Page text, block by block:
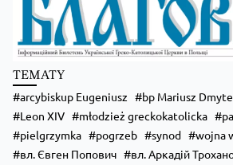
TEMATY
arcybiskup Eugeniusz bp Mariusz
Leon XIV
młodzież greckokatolicka
pielgrzymka
pogrzeb synod wojna
вл. Євген Попович
вл. Аркадій